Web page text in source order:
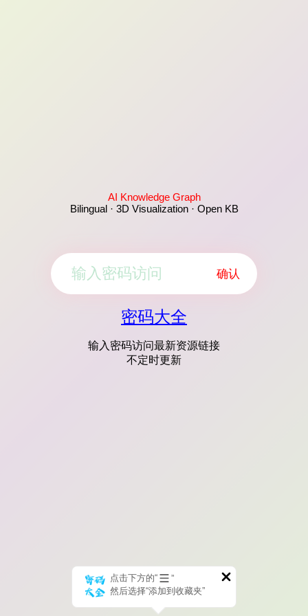
AI Knowledge Graph
Bilingual · 3D Visualization · Open KB
确认
密码大全
输入密码访问最新资源链接
不定时更新
点击下方的“
”
然后选择“添加到收藏夹”